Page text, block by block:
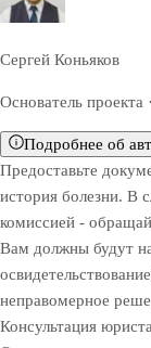
Сергей Коньяков
Основатель проекта
Подробнее об
Предоставьте
история болезни. В
комиссией -
Вам должны будут
неправомерное
Консультация юриста